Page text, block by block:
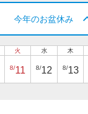
今年のお盆休み
火
8/11
水
8/12
木
8/13